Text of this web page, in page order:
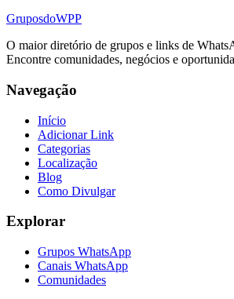
GruposdoWPP
O maior diretório de grupos e links de
Encontre comunidades, negócios e
Navegação
Início
Adicionar Link
Categorias
Localização
Blog
Como Divulgar
Explorar
Grupos WhatsApp
Canais WhatsApp
Comunidades